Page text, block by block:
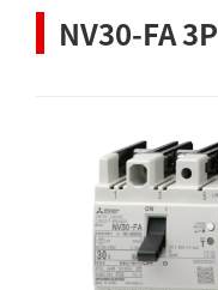
NV30-FA